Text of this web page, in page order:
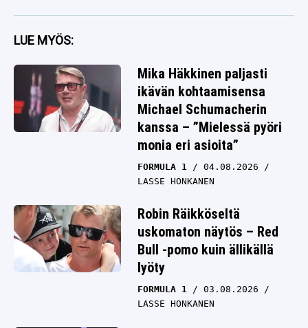
LUE MYÖS:
Mika Häkkinen paljasti
ikävän kohtaamisensa
Michael Schumacherin
kanssa – ”Mielessä pyöri
monia eri asioita”
FORMULA 1
04.08.2026
LASSE HONKANEN
Robin Räikköseltä
uskomaton näytös – Red
Bull -pomo kuin ällikällä
lyöty
FORMULA 1
03.08.2026
LASSE HONKANEN